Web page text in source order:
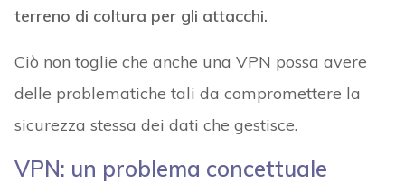
terreno di coltura per gli attacchi.
Ciò non toglie che anche una VPN possa avere
delle problematiche tali da compromettere la
sicurezza stessa dei dati che gestisce.
VPN: un problema concettuale